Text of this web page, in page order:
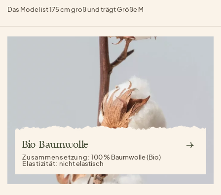
Das Model ist 175 cm groß und trägt Größe M
Bio-Baumwolle
Zusammensetzung:100 % Baumwolle (Bio)
Elastizität: nicht elastisch